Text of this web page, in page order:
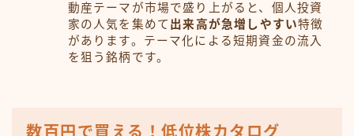
動産テーマが市場で盛り上がると、個人投資
家の人気を集めて 出来高が急増しやすい特徴
があります。テーマ化による短期資金の流入
を狙う銘柄です。
数百円で買える！低位株カタログ